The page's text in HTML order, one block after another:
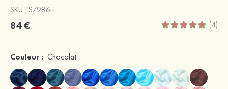
SKU : S7986H
84 € (4)
Couleur : Chocolat